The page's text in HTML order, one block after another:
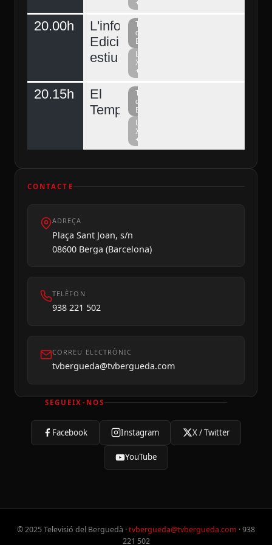
+
20.00h
L'informatiu
Edició
estiu
Televisió
del
Berguedà
La
Xarxa
+
20.15h
El
Temps
Televisió
del
Berguedà
La
Xarxa
+
CONTACTE
ADREÇA
Plaça Sant Joan, s/n
08600 Berga (Barcelona)
TELÈFON
938 221 502
CORREU ELECTRÒNIC
tvbergueda@tvbergueda.com
SEGUEIX-NOS
Facebook Instagram X / Twitter
YouTube
© 2025 Televisió del Berguedà ·tvbergueda@tvbergueda.com · 938
221 502